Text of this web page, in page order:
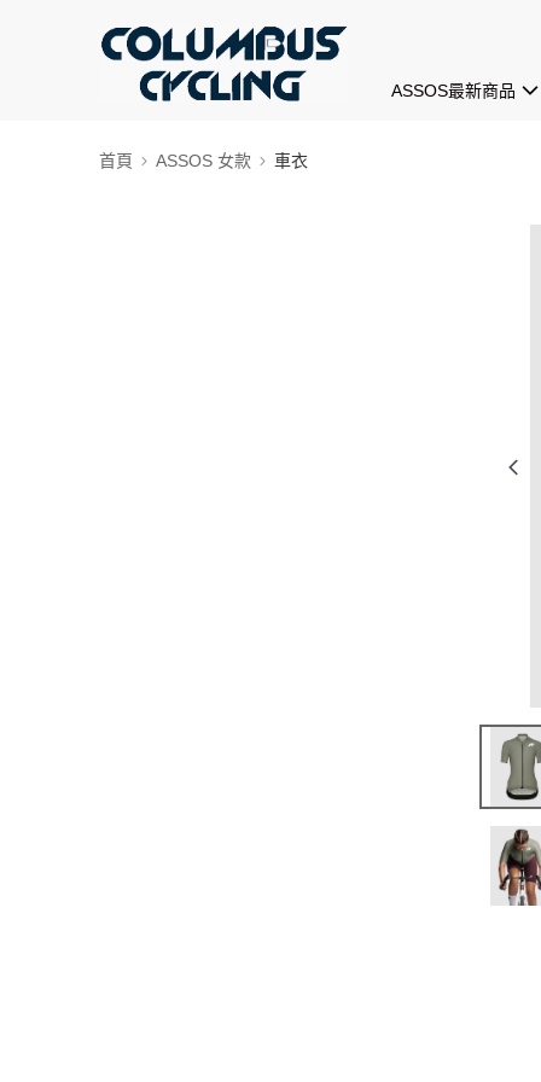
ASSOS最新商品
首頁 ASSOS 女款 車衣